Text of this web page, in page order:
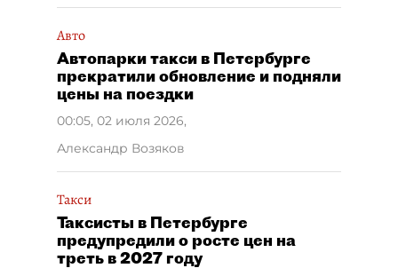
Авто
Автопарки такси в Петербурге
прекратили обновление и подняли
цены на поездки
00:05, 02 июля 2026,
Александр Возяков
Такси
Таксисты в Петербурге
предупредили о росте цен на
треть в 2027 году